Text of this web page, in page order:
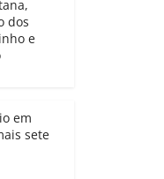
dos
e
em
sete